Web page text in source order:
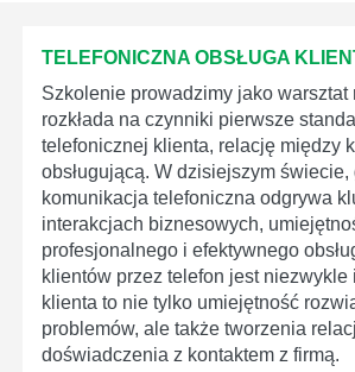
TELEFONICZNA OBSŁUGA
Szkolenie prowadzimy jako warsztat
rozkłada na czynniki pierwsze
telefonicznej klienta, relację między
obsługującą. W dzisiejszym świecie,
komunikacja telefoniczna odgrywa
interakcjach biznesowych,
profesjonalnego i efektywnego
klientów przez telefon jest niezwykle
klienta to nie tylko umiejętność
problemów, ale także tworzenia
doświadczenia z kontaktem z firmą.